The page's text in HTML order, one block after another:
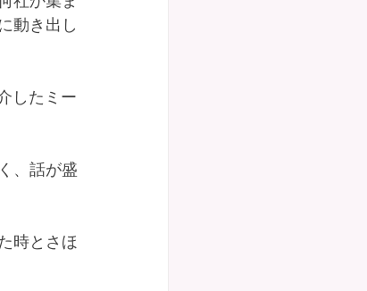
動き出し
したミー
、話が盛
時とさほ